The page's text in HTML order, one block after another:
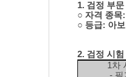
1. 검정 부문
○ 자격 종목
○ 등급: 아
2. 검정 시험
1차